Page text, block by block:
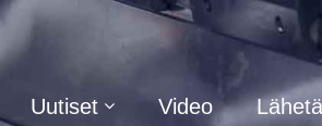
Uutiset Video